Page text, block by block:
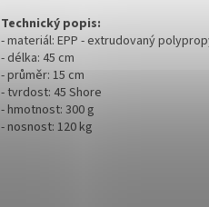
Technický popis:
- materiál: EPP - extrudovaný
- délka: 45 cm
- průměr: 15 cm
- tvrdost: 45 Shore
- hmotnost: 300 g
- nosnost: 120 kg